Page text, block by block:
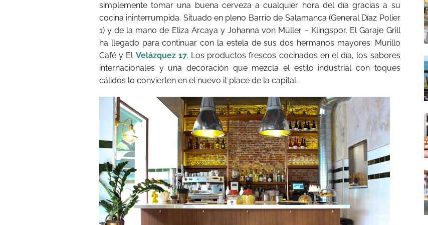
simplemente tomar una buena cerveza a cualquier hora del día gracias a su
cocina ininterrumpida. Situado en pleno Barrio de Salamanca (General Díaz Polier
1) y de la mano de Eliza Arcaya y Johanna von Müller – Klingspor, El Garaje Grill
ha llegado para continuar con la estela de sus dos hermanos mayores: Murillo
Café y El Velázquez 17. Los productos frescos cocinados en el día, los sabores
internacionales y una decoración que mezcla el estilo industrial con toques
cálidos lo convierten en el nuevo it place de la capital.